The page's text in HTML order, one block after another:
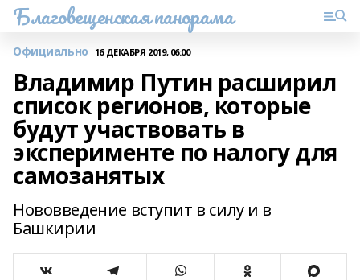
Благовещенская панорама
Официально 16 ДЕКАБРЯ 2019, 06:00
Владимир Путин расширил
список регионов, которые
будут участвовать в
эксперименте по налогу для
самозанятых
Нововведение вступит в силу и в
Башкирии